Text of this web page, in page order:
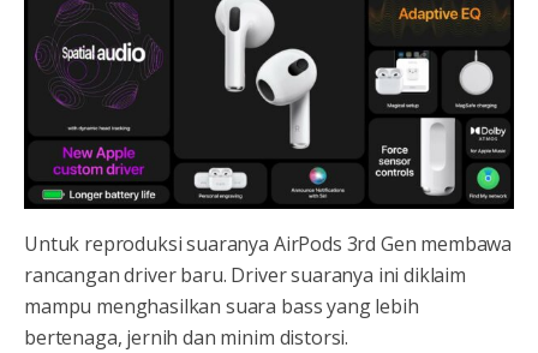
Untuk reproduksi suaranya AirPods 3rd Gen membawa
rancangan driver baru. Driver suaranya ini diklaim
mampu menghasilkan suara bass yang lebih
bertenaga, jernih dan minim distorsi.